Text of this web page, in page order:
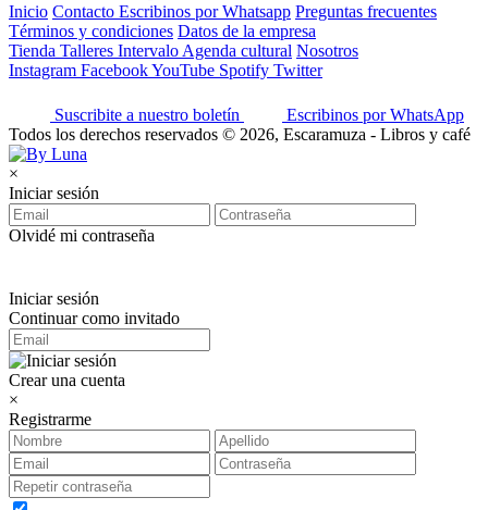
Inicio Contacto Escribinos por Whatsapp Preguntas frecuentes
Términos y condiciones Datos de la empresa
Tienda Talleres Intervalo Agenda cultural Nosotros
Instagram FacebookYouTube Spotify Twitter
Suscribite a nuestro boletín
Escribinos por WhatsApp
Todos los derechos reservados © 2026, Escaramuza - Libros y café
×
Iniciar sesión
Olvidé mi contraseña
Iniciar sesión
Continuar como invitado
Crear una cuenta
×
Registrarme